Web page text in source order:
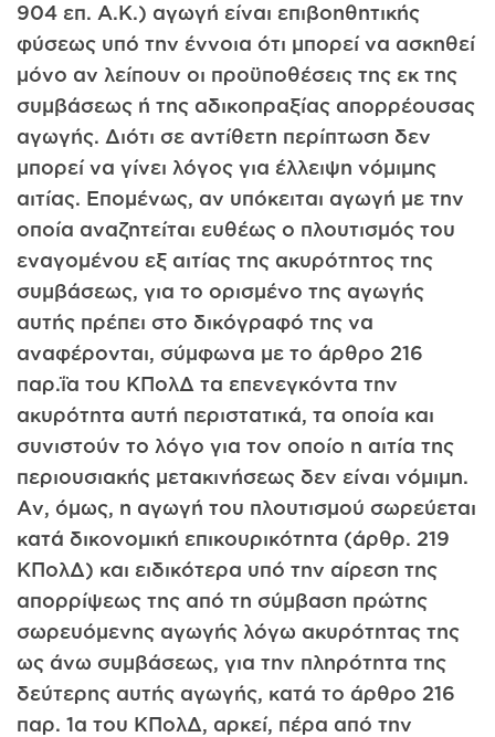
904 επ. Α.Κ.) αγωγή είναι επιβοηθητικής
φύσεως υπό την έννοια ότι μπορεί να ασκηθεί
μόνο αν λείπουν οι προϋποθέσεις της εκ της
συμβάσεως ή της αδικοπραξίας απορρέουσας
αγωγής. Διότι σε αντίθετη περίπτωση δεν
μπορεί να γίνει λόγος για έλλειψη νόμιμης
αιτίας. Επομένως, αν υπόκειται αγωγή με την
οποία αναζητείται ευθέως ο πλουτισμός του
εναγομένου εξ αιτίας της ακυρότητος της
συμβάσεως, για το ορισμένο της αγωγής
αυτής πρέπει στο δικόγραφό της να
αναφέρονται, σύμφωνα με το άρθρο 216
παρ.ΐα του ΚΠολΔ τα επενεγκόντα την
ακυρότητα αυτή περιστατικά, τα οποία και
συνιστούν το λόγο για τον οποίο η αιτία της
περιουσιακής μετακινήσεως δεν είναι νόμιμη.
Αν, όμως, η αγωγή του πλουτισμού σωρεύεται
κατά δικονομική επικουρικότητα (άρθρ. 219
ΚΠολΔ) και ειδικότερα υπό την αίρεση της
απορρίψεως της από τη σύμβαση πρώτης
σωρευόμενης αγωγής λόγω ακυρότητας της
ως άνω συμβάσεως, για την πληρότητα της
δεύτερης αυτής αγωγής, κατά το άρθρο 216
παρ. 1α του ΚΠολΔ, αρκεί, πέρα από την